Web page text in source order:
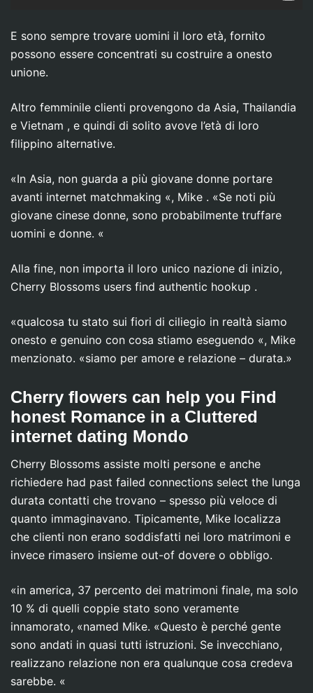
E sono sempre trovare uomini il loro età, fornito
possono essere concentrati su costruire a onesto
unione.
Altro femminile clienti provengono da Asia, Thailandia
e Vietnam , e quindi di solito avove l’età di loro
filippino alternative.
«In Asia, non guarda a più giovane donne portare
avanti internet matchmaking «, Mike . «Se noti più
giovane cinese donne, sono probabilmente truffare
uomini e donne. «
Alla fine, non importa il loro unico nazione di inizio,
Cherry Blossoms users find authentic hookup .
«qualcosa tu stato sui fiori di ciliegio in realtà siamo
onesto e genuino con cosa stiamo eseguendo «, Mike
menzionato. «siamo per amore e relazione – durata.»
Cherry flowers can help you Find
honest Romance in a Cluttered
internet dating Mondo
Cherry Blossoms assiste molti persone e anche
richiedere had past failed connections select the lunga
durata contatti che trovano – spesso più veloce di
quanto immaginavano. Tipicamente, Mike localizza
che clienti non erano soddisfatti nei loro matrimoni e
invece rimasero insieme out-of dovere o obbligo.
«in america, 37 percento dei matrimoni finale, ma solo
10 % di quelli coppie stato sono veramente
innamorato, «named Mike. «Questo è perché gente
sono andati in quasi tutti istruzioni. Se invecchiano,
realizzano relazione non era qualunque cosa credeva
sarebbe. «